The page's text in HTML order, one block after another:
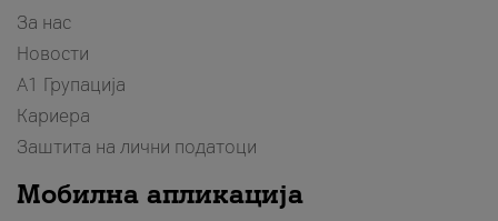
За нас
Новости
А1 Групација
Кариера
Заштита на лични податоци
Мобилна апликација